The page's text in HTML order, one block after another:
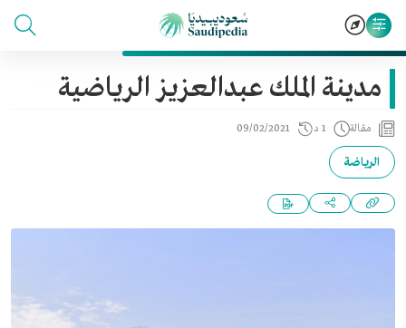
مدينة الملك عبدالعزيز الرياضية
مقالة 1 د 09/02/2021
الرياضة